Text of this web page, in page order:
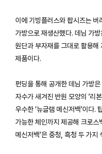
이에 기빙플러스와 팝시즈는 버
가방으로 재생산했다. 데님 가
원단과 부자재를 그대로 활용해
제품이다.
펀딩을 통해 공개한 데님 가방
자수가 새겨진 반원 모양의 ‘리
우수한 ‘뉴글램 메신저백’이다.
가능한 체인까지 제공해 크로스
메신저백’은 중청, 흑청 두 가지